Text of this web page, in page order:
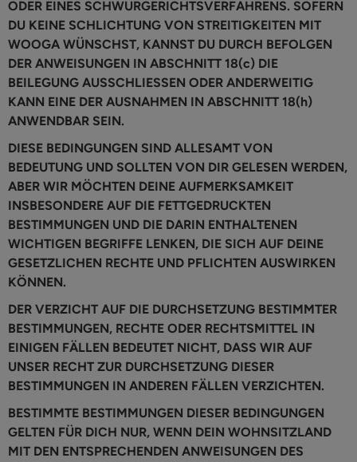
ODER EINES SCHWURGERICHTSVERFAHRENS. SOFERN
DU KEINE SCHLICHTUNG VON STREITIGKEITEN MIT
WOOGA WÜNSCHST, KANNST DU DURCH BEFOLGEN
DER ANWEISUNGEN IN ABSCHNITT 18(c) DIE
BEILEGUNG AUSSCHLIESSEN ODER ANDERWEITIG
KANN EINE DER AUSNAHMEN IN ABSCHNITT 18(h)
ANWENDBAR SEIN.
DIESE BEDINGUNGEN SIND ALLESAMT VON
BEDEUTUNG UND SOLLTEN VON DIR GELESEN WERDEN,
ABER WIR MÖCHTEN DEINE AUFMERKSAMKEIT
INSBESONDERE AUF DIE FETTGEDRUCKTEN
BESTIMMUNGEN UND DIE DARIN ENTHALTENEN
WICHTIGEN BEGRIFFE LENKEN, DIE SICH AUF DEINE
GESETZLICHEN RECHTE UND PFLICHTEN AUSWIRKEN
KÖNNEN.
DER VERZICHT AUF DIE DURCHSETZUNG BESTIMMTER
BESTIMMUNGEN, RECHTE ODER RECHTSMITTEL IN
EINIGEN FÄLLEN BEDEUTET NICHT, DASS WIR AUF
UNSER RECHT ZUR DURCHSETZUNG DIESER
BESTIMMUNGEN IN ANDEREN FÄLLEN VERZICHTEN.
BESTIMMTE BESTIMMUNGEN DIESER BEDINGUNGEN
GELTEN FÜR DICH NUR, WENN DEIN WOHNSITZLAND
MIT DEN ENTSPRECHENDEN ANWEISUNGEN DES